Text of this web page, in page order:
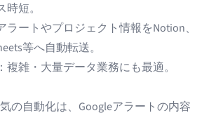
短。
ラートやプロジェクト情報をNotion、
等へ自動転送。
：複雑・大量データ業務にも最適。
の自動化は、Googleアラートの内容